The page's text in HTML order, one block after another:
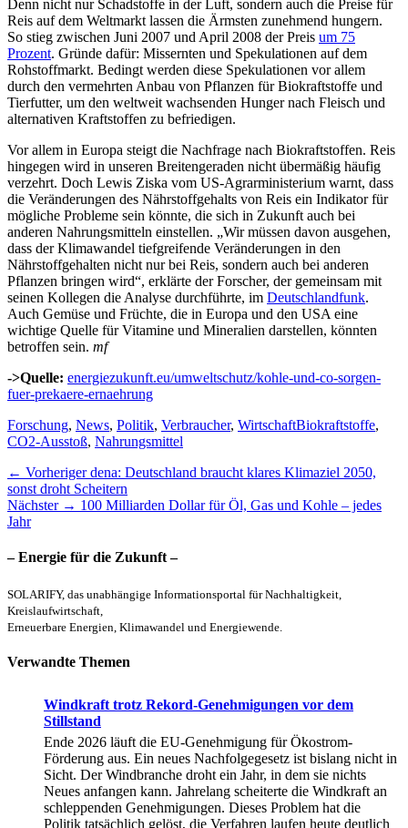
Denn nicht nur Schadstoffe in der Luft, sondern auch die Preise für
Reis auf dem Weltmarkt lassen die Ärmsten zunehmend hungern.
So stieg zwischen Juni 2007 und April 2008 der Preis um 75
Prozent. Gründe dafür: Missernten und Spekulationen auf dem
Rohstoffmarkt. Bedingt werden diese Spekulationen vor allem
durch den vermehrten Anbau von Pflanzen für Biokraftstoffe und
Tierfutter, um den weltweit wachsenden Hunger nach Fleisch und
alternativen Kraftstoffen zu befriedigen.
Vor allem in Europa steigt die Nachfrage nach Biokraftstoffen. Reis
hingegen wird in unseren Breitengeraden nicht übermäßig häufig
verzehrt. Doch Lewis Ziska vom US-Agrarministerium warnt, dass
die Veränderungen des Nährstoffgehalts von Reis ein Indikator für
mögliche Probleme sein könnte, die sich in Zukunft auch bei
anderen Nahrungsmitteln einstellen. „Wir müssen davon ausgehen,
dass der Klimawandel tiefgreifende Veränderungen in den
Nährstoffgehalten nicht nur bei Reis, sondern auch bei anderen
Pflanzen bringen wird“, erklärte der Forscher, der gemeinsam mit
seinen Kollegen die Analyse durchführte, im Deutschlandfunk.
Auch Gemüse und Früchte, die in Europa und den USA eine
wichtige Quelle für Vitamine und Mineralien darstellen, könnten
betroffen sein. mf
->Quelle: energiezukunft.eu/umweltschutz/kohle-und-co-sorgen-
fuer-prekaere-ernaehrung
Kategorien
Forschung, News, Politik, Verbraucher, WirtschaftSchlagworte
Biokraftstoffe,
CO2-Ausstoß, Nahrungsmittel
Beitragsnavigation
← Vorheriger Vorheriger
Beitrag:
dena: Deutschland braucht klares Klimaziel 2050,
sonst droht Scheitern
Nächster → Nächster
100 Milliarden Dollar für Öl, Gas und Kohle – jedes
Jahr
– Energie für die Zukunft –
SOLARIFY, das unabhängige Informationsportal für Nachhaltigkeit,
Kreislaufwirtschaft,
Erneuerbare Energien, Klimawandel und Energiewende.
Verwandte Themen
Windkraft trotz Rekord-Genehmigungen vor dem
Stillstand
Ende 2026 läuft die EU-Genehmigung für Ökostrom-
Förderung aus. Ein neues Nachfolgegesetz ist bislang nicht in
Sicht. Der Windbranche droht ein Jahr, in dem sie nichts
Neues anfangen kann. Jahrelang scheiterte die Windkraft an
schleppenden Genehmigungen. Dieses Problem hat die
Politik tatsächlich gelöst, die Verfahren laufen heute deutlich